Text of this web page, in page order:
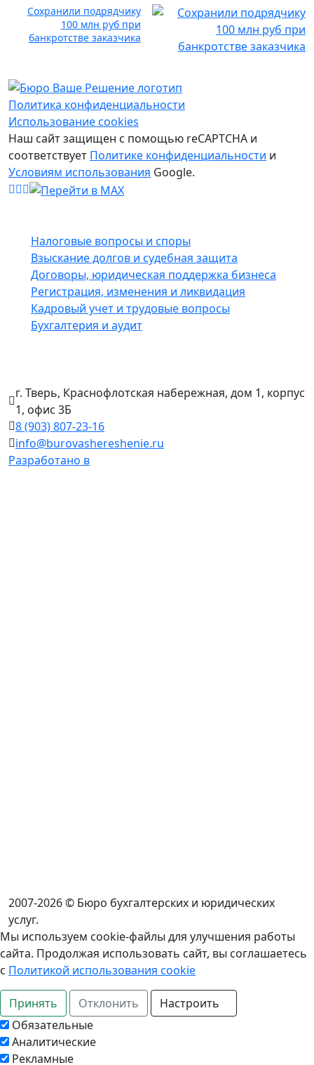
Сохранили подрядчику
100 млн руб при
банкротстве заказчика
Политика конфиденциальности
Использование cookies
Наш сайт защищен с помощью reCAPTCHA и
соответствует Политике конфиденциальности и
Условиям использования Google.
Налоговые вопросы и споры
Взыскание долгов и судебная защита
Договоры, юридическая поддержка бизнеса
Регистрация, изменения и ликвидация
Кадровый учет и трудовые вопросы
Бухгалтерия и аудит
г. Тверь, Краснофлотская набережная, дом 1, корпус
1, офис 3Б
8 (903) 807‑23‑16
info@burovashereshenie.ru
Разработано в
2007-2026 © Бюро бухгалтерских и юридических
услуг.
Мы используем cookie-файлы для улучшения работы
сайта. Продолжая использовать сайт, вы соглашаетесь
с Политикой использования cookie
Принять Отклонить
Настроить
Обязательные
Аналитические
Рекламные